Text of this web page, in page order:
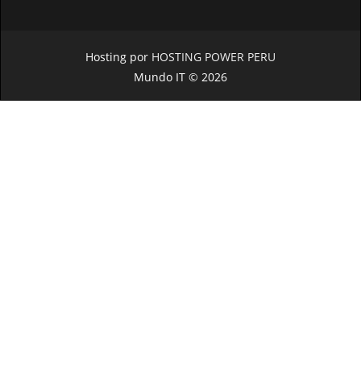
Hosting por HOSTING POWER PERU
Mundo IT © 2026